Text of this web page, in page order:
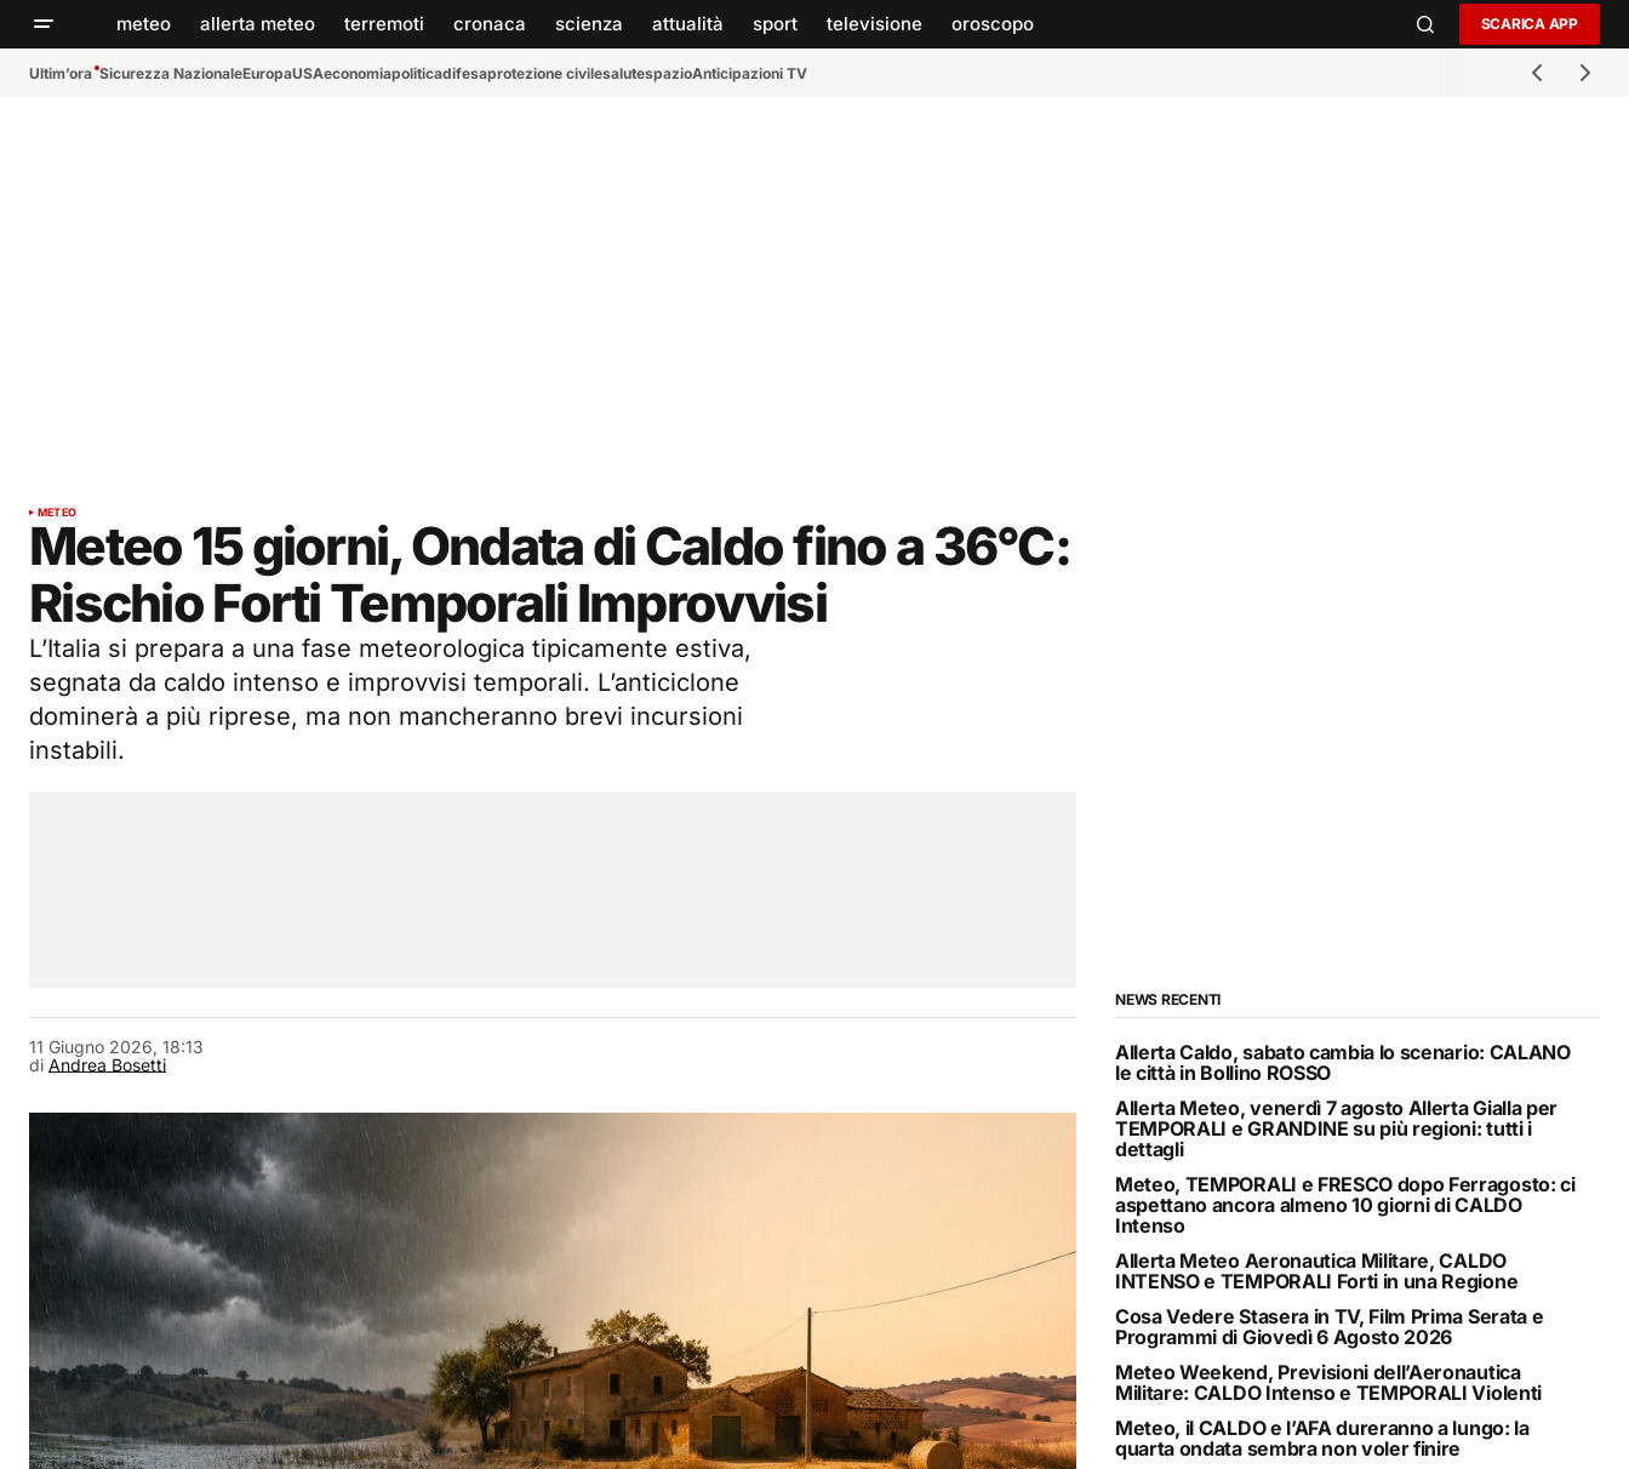
meteo allerta meteo terremoti cronaca scienza attualità sport televisione oroscopo SCARICA APP
Ultim’ora Sicurezza NazionaleEuropaUSAeconomiapoliticadifesaprotezione civilesalutespazioAnticipazioni TV
METEO
Meteo 15 giorni, Ondata di Caldo fino a 36°C:
Rischio Forti Temporali Improvvisi
L’Italia si prepara a una fase meteorologica tipicamente estiva,
segnata da caldo intenso e improvvisi temporali. L’anticiclone
dominerà a più riprese, ma non mancheranno brevi incursioni
instabili.
di Andrea Bosetti
11 Giugno 2026, 18:13
NEWS RECENTI
Allerta Caldo, sabato cambia lo scenario: CALANO
le città in Bollino ROSSO
Allerta Meteo, venerdì 7 agosto Allerta Gialla per
TEMPORALI e GRANDINE su più regioni: tutti i
dettagli
Meteo, TEMPORALI e FRESCO dopo Ferragosto: ci
aspettano ancora almeno 10 giorni di CALDO
Intenso
Allerta Meteo Aeronautica Militare, CALDO
INTENSO e TEMPORALI Forti in una Regione
Cosa Vedere Stasera in TV, Film Prima Serata e
Programmi di Giovedì 6 Agosto 2026
Meteo Weekend, Previsioni dell’Aeronautica
Militare: CALDO Intenso e TEMPORALI Violenti
Meteo, il CALDO e l’AFA dureranno a lungo: la
quarta ondata sembra non voler finire